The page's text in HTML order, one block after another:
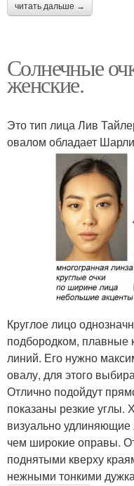
читать дальше →
Солнечные
женские.
Это тип лица Лив
овалом обладает
Круглое лицо
подбородком, плавные
линий. Его нужно
овалу, для этого
Отлично подойдут
показаны резкие
визуально
чем широкие оправы.
поднятыми кверху
нежными тонкими